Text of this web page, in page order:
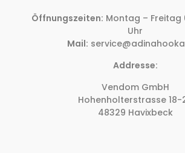
Öffnungszeiten: Montag – Freitag
Uhr
Mail:
Addresse:
Vendom GmbH
Hohenholterstrasse 18-
48329 Havixbeck